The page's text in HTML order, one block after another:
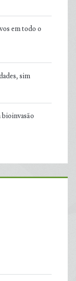
em todo o
sim
bioinvasão